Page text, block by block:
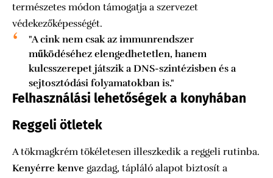
természetes módon támogatja a szervezet
védekezőképességét.
"A cink nem csak az immunrendszer
működéséhez elengedhetetlen, hanem
kulcsszerepet játszik a DNS-szintézisben és a
sejtosztódási folyamatokban is."
Felhasználási lehetőségek a konyhában
Reggeli ötletek
A tökmagkrém tökéletesen illeszkedik a reggeli rutinba.
Kenyérre kenve gazdag, tápláló alapot biztosít a